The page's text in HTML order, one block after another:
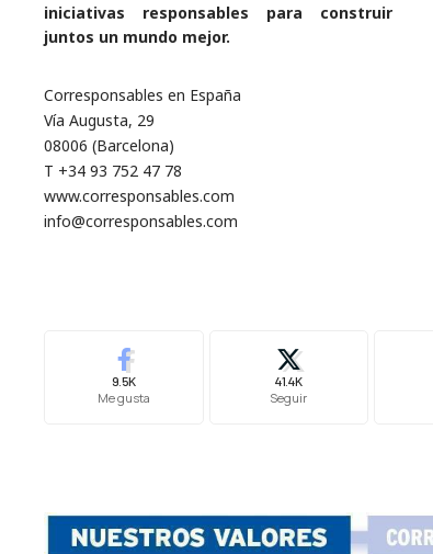
iniciativas responsables para construir
juntos un mundo mejor.
Corresponsables en España
Vía Augusta, 29
08006 (Barcelona)
T +34 93 752 47 78
www.corresponsables.com
info@corresponsables.com
9.5K
Me gusta
41.4K
Seguir